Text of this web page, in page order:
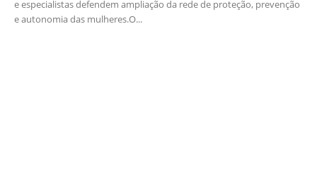
e especialistas defendem ampliação da rede de proteção, prevenção
e autonomia das mulheres.O...